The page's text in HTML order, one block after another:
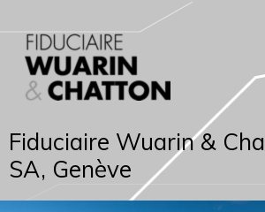
Fiduciaire Wuarin &
SA, Genève